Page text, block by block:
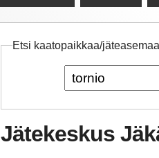
Etsi kaatopaikkaa/
Jätekeskus